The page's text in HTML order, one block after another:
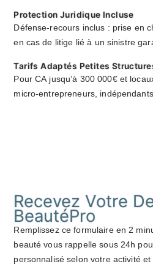
Protection Juridique Incluse
Défense-recours inclus : prise en
en cas de litige lié à un sinistre
Tarifs Adaptés Petites
Pour CA jusqu’à 300 000€ et
micro-entrepreneurs,
Recevez Votre
BeautéPro
Remplissez ce formulaire en 2
beauté vous rappelle sous 24h
personnalisé selon votre activité et